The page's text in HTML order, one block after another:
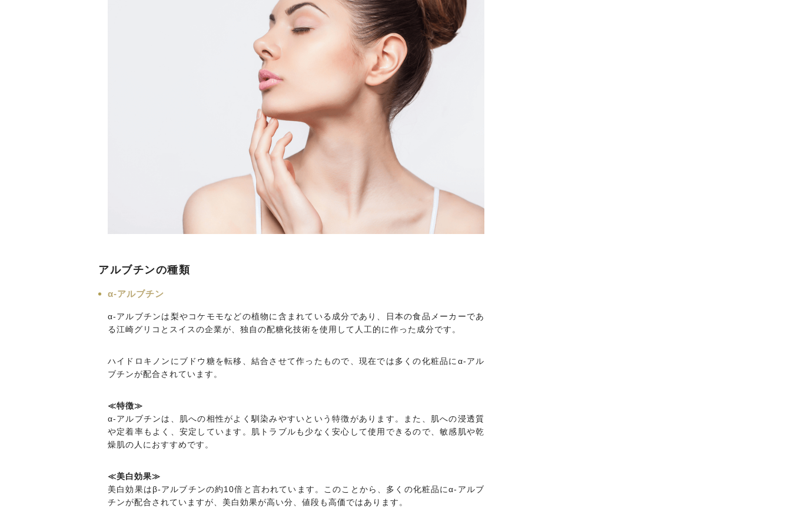
アルブチンの種類
α-アルブチン
α-アルブチンは梨やコケモモなどの植物に含まれている成分であり、日本の食品メーカーであ
る江崎グリコとスイスの企業が、独自の配糖化技術を使用して人工的に作った成分です。
ハイドロキノンにブドウ糖を転移、結合させて作ったもので、現在では多くの化粧品にα-アル
ブチンが配合されています。
≪特徴≫
α-アルブチンは、肌への相性がよく馴染みやすいという特徴があります。また、肌への浸透質
や定着率もよく、安定しています。肌トラブルも少なく安心して使用できるので、敏感肌や乾
燥肌の人におすすめです。
≪美白効果≫
美白効果はβ-アルブチンの約10倍と言われています。このことから、多くの化粧品にα-アルブ
チンが配合されていますが、美白効果が高い分、値段も高価ではあります。